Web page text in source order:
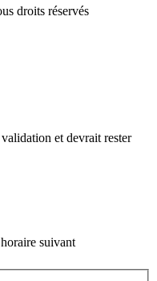
droits réservés
et devrait rester
suivant